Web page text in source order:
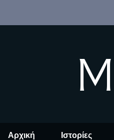
Αρχική Ιστορίες